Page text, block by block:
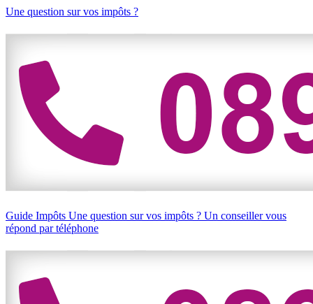
Une question sur vos impôts ?
Guide Impôts Une question sur vos impôts ? Un conseiller vous
répond par téléphone